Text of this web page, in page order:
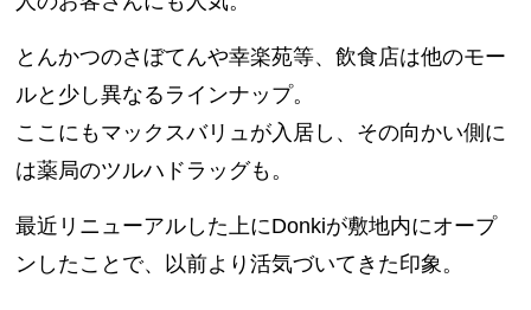
とんかつのさぼてんや幸楽苑等、飲食店は他のモー
ルと少し異なるラインナップ。
ここにもマックスバリュが入居し、その向かい側に
は薬局のツルハドラッグも。
最近リニューアルした上にDonkiが敷地内にオープ
ンしたことで、以前より活気づいてきた印象。